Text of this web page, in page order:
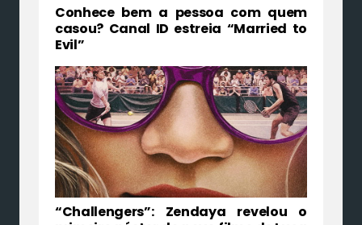
Conhece bem a pessoa com quem
casou? Canal ID estreia “Married to
Evil”
“Challengers”: Zendaya revelou o